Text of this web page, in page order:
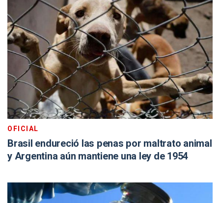
OFICIAL
Brasil endureció las penas por maltrato animal
y Argentina aún mantiene una ley de 1954